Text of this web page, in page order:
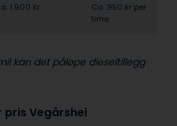
1.900 kr
Ca. 950 kr per
time
kan det påløpe dieseltillegg
pris Vegårshei